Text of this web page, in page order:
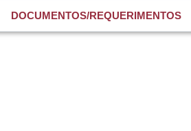
DOCUMENTOS/REQUERIMENTOS